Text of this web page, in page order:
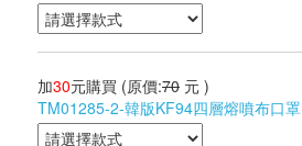
加30元購買 (原價:70 元 )
TM01285-2-韓版KF94四層熔噴布口罩